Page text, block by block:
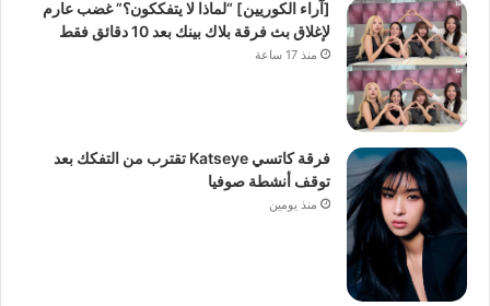
[آراء الكوريين] “لماذا لا يتفككون؟” غضب عارم
لإغلاق بث فرقة بلاك بينك بعد 10 دقائق فقط
منذ 17 ساعة
فرقة كاتسي Katseye تقترب من التفكك بعد
توقف أنشطة صوفيا
منذ يومين